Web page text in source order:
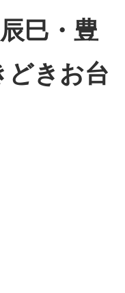
巳・豊
どきお台